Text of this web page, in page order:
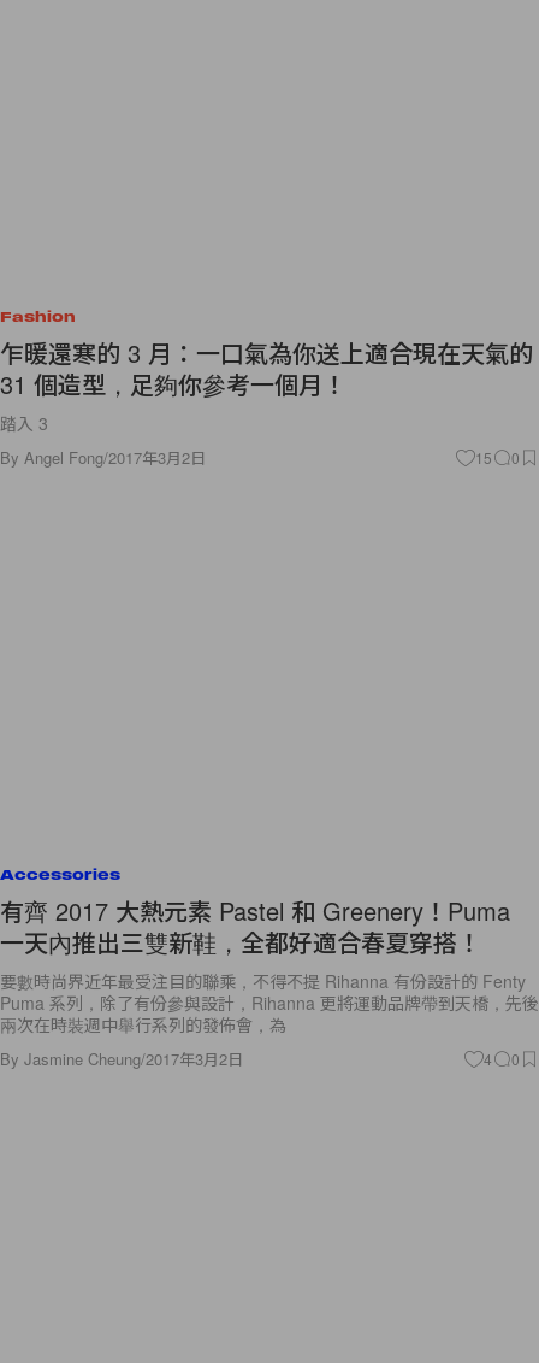
Fashion
乍暖還寒的 3 月：一口氣為你送上適合現在天氣的
31 個造型，足夠你參考一個月！
踏入 3
By Angel Fong/2017年3月2日 15 0
Accessories
有齊 2017 大熱元素 Pastel 和 Greenery！Puma
一天內推出三雙新鞋，全都好適合春夏穿搭！
要數時尚界近年最受注目的聯乘，不得不提 Rihanna 有份設計的 Fenty
Puma 系列，除了有份參與設計，Rihanna 更將運動品牌帶到天橋，先後
兩次在時裝週中舉行系列的發佈會，為
By Jasmine Cheung/2017年3月2日 4 0